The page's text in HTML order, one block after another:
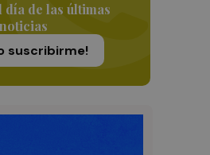
día de las últimas
noticias
suscribirme!